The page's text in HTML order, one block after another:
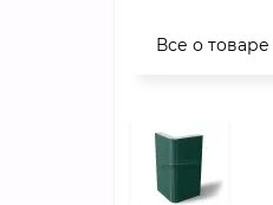
Все о товаре